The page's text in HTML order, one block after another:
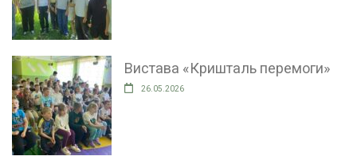
Вистава «Кришталь перемоги»
26.05.2026